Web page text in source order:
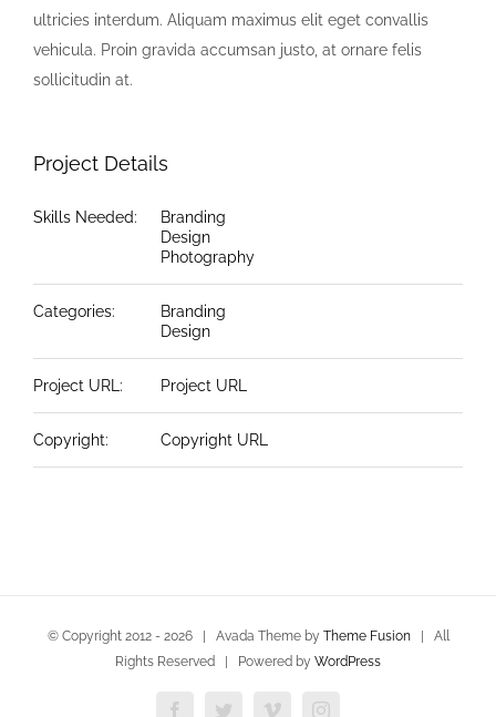
ultricies interdum. Aliquam maximus elit eget convallis
vehicula. Proin gravida accumsan justo, at ornare felis
sollicitudin at.
Project Details
Skills Needed:
Branding
Design
Photography
Categories:
Branding
Design
Project URL: Project URL
Copyright: Copyright URL
© Copyright 2012 - 2026 | Avada Theme by Theme Fusion| All
Rights Reserved | Powered by WordPress
FacebookTwitterVimeoInstagram